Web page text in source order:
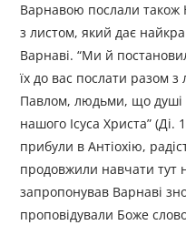
Варнавою послали також
з листом, який дає
Варнаві. “Ми й
їх до вас послати разом
Павлом, людьми, що душі
нашого Ісуса Христа” (Ді.
прибули в Антіохію,
продовжили навчати тут
запропонував Варнаві
проповідували Боже